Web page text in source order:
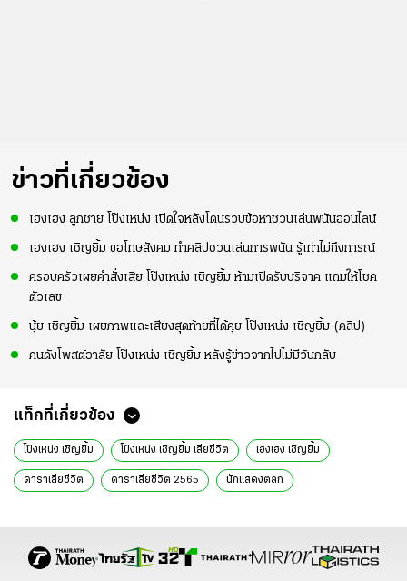
ข่าวที่เกี่ยวข้อง
เฮงเฮง ลูกชาย โป๊งเหน่ง เปิดใจหลังโดนรวบข้อหาชวนเล่นพนันออนไลน์
เฮงเฮง เชิญยิ้ม ขอโทษสังคม ทำคลิปชวนเล่นการพนัน รู้เท่าไม่ถึงการณ์
ครอบครัวเผยคำสั่งเสีย โป๊งเหน่ง เชิญยิ้ม ห้ามเปิดรับบริจาค แถมให้โชค
ตัวเลข
นุ้ย เชิญยิ้ม เผยภาพและเสียงสุดท้ายที่ได้คุย โป๊งเหน่ง เชิญยิ้ม (คลิป)
คนดังโพสต์อาลัย โป๊งเหน่ง เชิญยิ้ม หลังรู้ข่าวจากไปไม่มีวันกลับ
แท็กที่เกี่ยวข้อง
โป๊งเหน่ง เชิญยิ้ม โป๊งเหน่ง เชิญยิ้ม เสียชีวิต เฮงเฮง เชิญยิ้ม
ดาราเสียชีวิต ดาราเสียชีวิต 2565 นักแสดงตลก